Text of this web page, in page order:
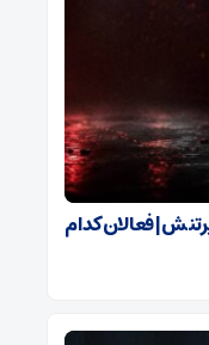
| فعالان کدام